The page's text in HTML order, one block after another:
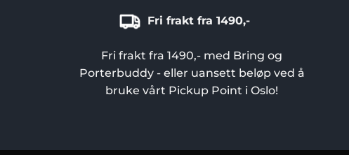
Alternativene
velges
på
produktsiden
Fri frakt fra 1490,-
Fri frakt fra 1490,- med Bring og
Porterbuddy - eller uansett beløp ved å
bruke vårt Pickup Point i Oslo!